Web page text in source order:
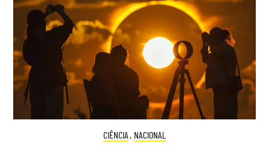
CIÊNCIA , NACIONAL